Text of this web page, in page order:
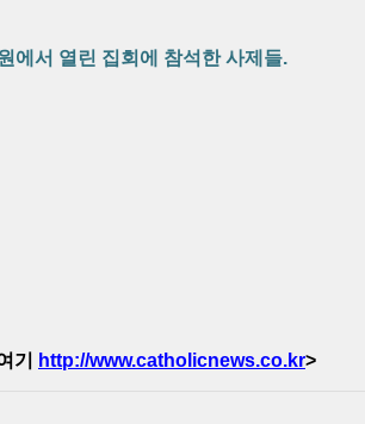
에서 열린 집회에 참석한 사제들.
기 http://www.catholicnews.co.kr>